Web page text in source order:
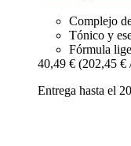
Complejo
Tónico y
Fórmula
40,49 € (202,45 €
Entrega hasta el